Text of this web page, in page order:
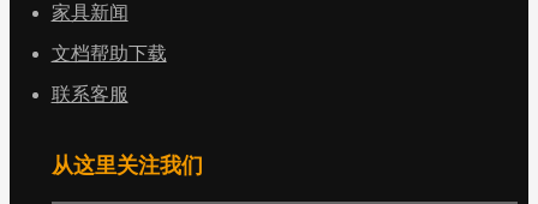
家具新闻
文档帮助下载
联系客服
从这里关注我们